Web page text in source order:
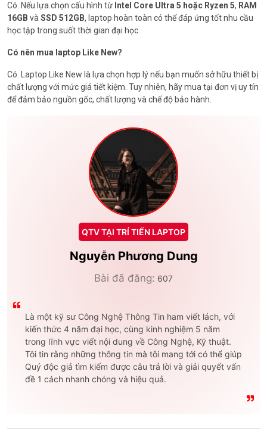
Có. Nếu lựa chọn cấu hình từ Intel Core Ultra 5 hoặc Ryzen 5, RAM
16GB vàSSD 512GB, laptop hoàn toàn có thể đáp ứng tốt nhu cầu
học tập trong suốt thời gian đại học.
Có nên mua laptop Like New?
Có. Laptop Like New là lựa chọn hợp lý nếu bạn muốn sở hữu thiết bị
chất lượng với mức giá tiết kiệm. Tuy nhiên, hãy mua tại đơn vị uy tín
để đảm bảo nguồn gốc, chất lượng và chế độ bảo hành.
QTV TẠI TRÍ TIẾN LAPTOP
Nguyễn Phương Dung
Bài đã đăng: 607
Là một kỹ sư Công Nghệ Thông Tin ham viết lách, với
kiến thức 4 năm đại học, cùng kinh nghiệm 5 năm
trong lĩnh vực viết nội dung về Công Nghệ, Kỹ thuật.
Tôi tin rằng những thông tin mà tôi mang tới có thể giúp
Quý độc giả tìm kiếm được câu trả lời và giải quyết vấn
đề 1 cách nhanh chóng và hiệu quả.